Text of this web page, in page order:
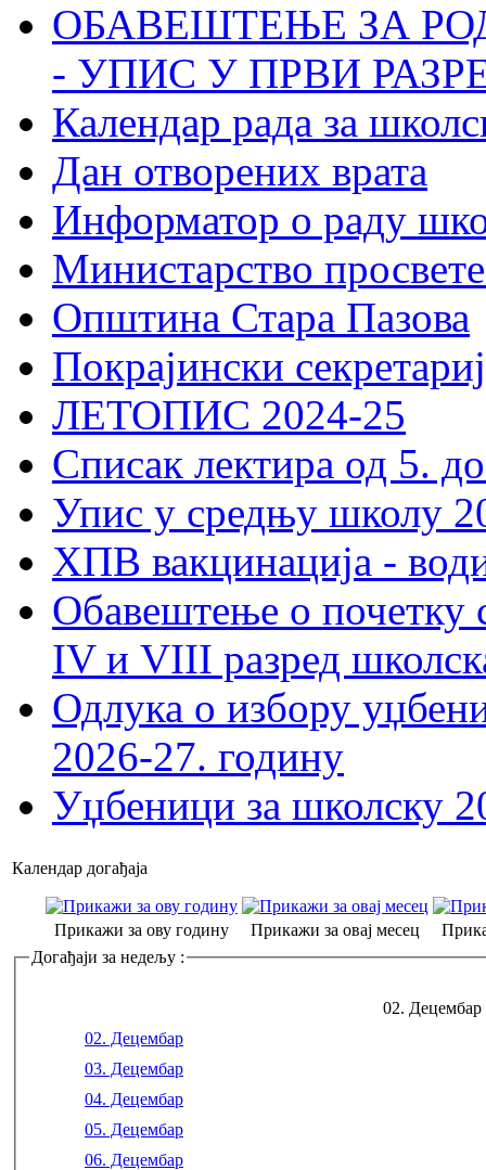
ОБАВЕШТЕЊЕ ЗА
- УПИС У ПРВИ
Календар рада за
Дан отворених врата
Информатор о раду
Министарство
Општина Стара Пазова
Покрајински
ЛЕТОПИС 2024-25
Списак лектира од 5.
Упис у средњу школу
ХПВ вакцинација -
Обавештење о почетку
IV и VIII разред
Одлука о избору
2026-27. годину
Уџбеници за школску
Календар догађаја
Прикажи за ову годину Прикажи за овај месец
Догађаји за недељу :
02. Децембар
02. Децембар
03. Децембар
04. Децембар
05. Децембар
06. Децембар